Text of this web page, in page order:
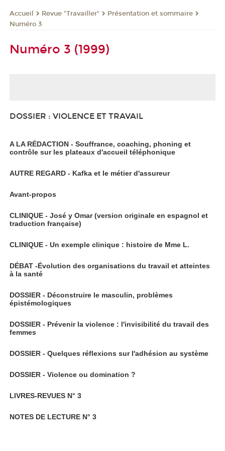
Accueil Revue "Travailler"
Présentation et sommaire
Numéro 3
Numéro 3 (1999)
DOSSIER : VIOLENCE ET TRAVAIL
A LA RÉDACTION - Souffrance, coaching, phoning et
contrôle sur les plateaux d'accueil téléphonique
AUTRE REGARD - Kafka et le métier d'assureur
Avant-propos
CLINIQUE - José y Omar (version originale en espagnol et
traduction française)
CLINIQUE - Un exemple clinique : histoire de Mme L.
DÉBAT -Évolution des organisations du travail et atteintes
à la santé
DOSSIER - Déconstruire le masculin, problèmes
épistémologiques
DOSSIER - Prévenir la violence : l'invisibilité du travail des
femmes
DOSSIER - Quelques réflexions sur l'adhésion au système
DOSSIER - Violence ou domination ?
LIVRES-REVUES N° 3
NOTES DE LECTURE N° 3